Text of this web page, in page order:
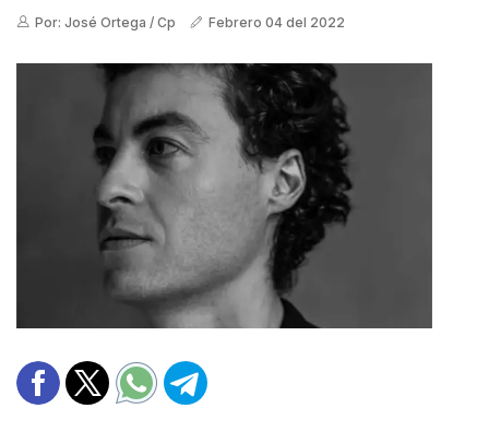
Por: José Ortega / Cp Febrero 04 del 2022